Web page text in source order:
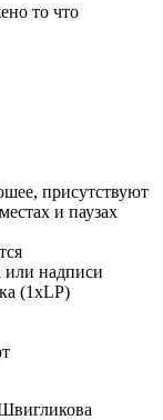
то что
присутствуют
и паузах
или надписи
(1xLP)